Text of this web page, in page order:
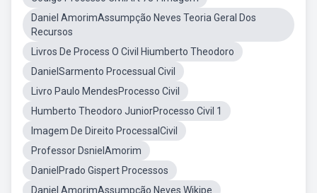
Daniel AmorimAssumpção Neves Teoria Geral Dos
Recursos
Livros De Process O Civil Hiumberto Theodoro
DanielSarmento Processual Civil
Livro Paulo MendesProcesso Civil
Humberto Theodoro JuniorProcesso Civil 1
Imagem De Direito ProcessalCivil
Professor DsnielAmorim
DanielPrado Gispert Processos
Daniel AmorimAssumpção Neves Wikipe